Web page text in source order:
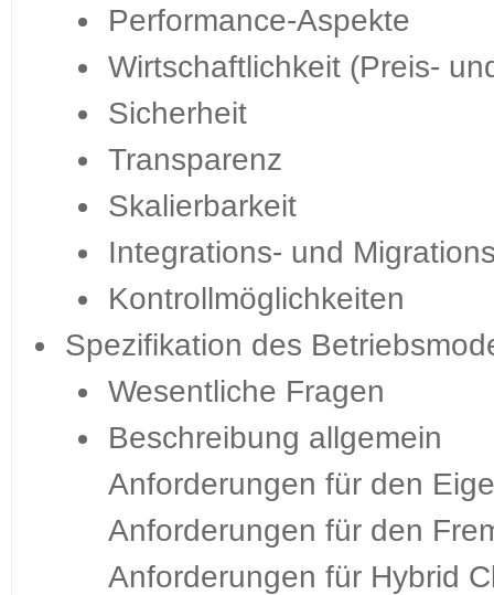
Performance-Aspekte
Wirtschaftlichkeit (Preis-
Sicherheit
Transparenz
Skalierbarkeit
Integrations- und
Kontrollmöglichkeiten
Spezifikation des
Wesentliche Fragen
Beschreibung allgemein
Anforderungen für den
Anforderungen für den
Anforderungen für Hybrid